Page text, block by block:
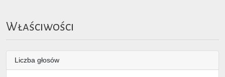
Właściwości
Liczba głosów